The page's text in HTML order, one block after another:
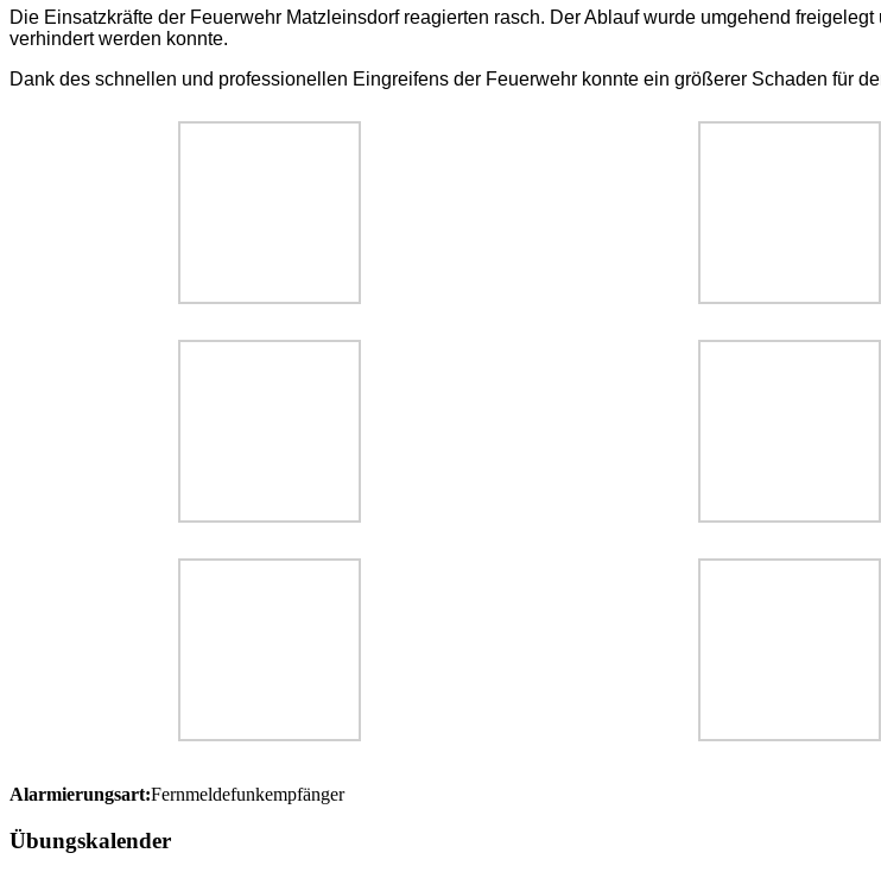
Die Einsatzkräfte der Feuerwehr Matzleinsdorf reagierten rasch. Der Ablauf wurde umgehend
verhindert werden konnte.
Dank des schnellen und professionellen Eingreifens der Feuerwehr konnte ein größerer Schaden für
Alarmierungsart:Fernmeldefunkempfänger
Übungskalender